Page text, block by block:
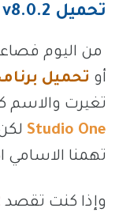
تحميل
من اليوم
أو تحميل
تغيرت والاسم
Studio One
تهمنا الاسامي
وإذا كنت تقصد